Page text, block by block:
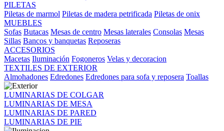
PILETAS
Piletas de marmol Piletas de madera petrificada Piletas de onix
MUEBLES
Sofas Butacas Mesas de centro Mesas laterales Consolas Mesas
Sillas Bancos y banquetas Reposeras
ACCESORIOS
Macetas Iluminación Fogoneros Velas y decoracion
TEXTILES DE EXTERIOR
Almohadones Edredones Edredones para sofa y reposera Toallas
LUMINARIAS DE COLGAR
LUMINARIAS DE MESA
LUMINARIAS DE PARED
LUMINARIAS DE PIE